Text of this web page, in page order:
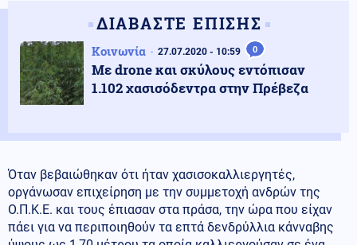
ΔΙΑΒΑΣΤΕ ΕΠΙΣΗΣ
Κοινωνία 27.07.2020 - 10:59 0
Με drone και σκύλους εντόπισαν
1.102 χασισόδεντρα στην Πρέβεζα
Όταν βεβαιώθηκαν ότι ήταν χασισοκαλλιεργητές,
οργάνωσαν επιχείρηση με την συμμετοχή ανδρών της
Ο.Π.Κ.Ε. και τους έπιασαν στα πράσα, την ώρα που είχαν
πάει για να περιποιηθούν τα επτά δενδρύλλια κάνναβης